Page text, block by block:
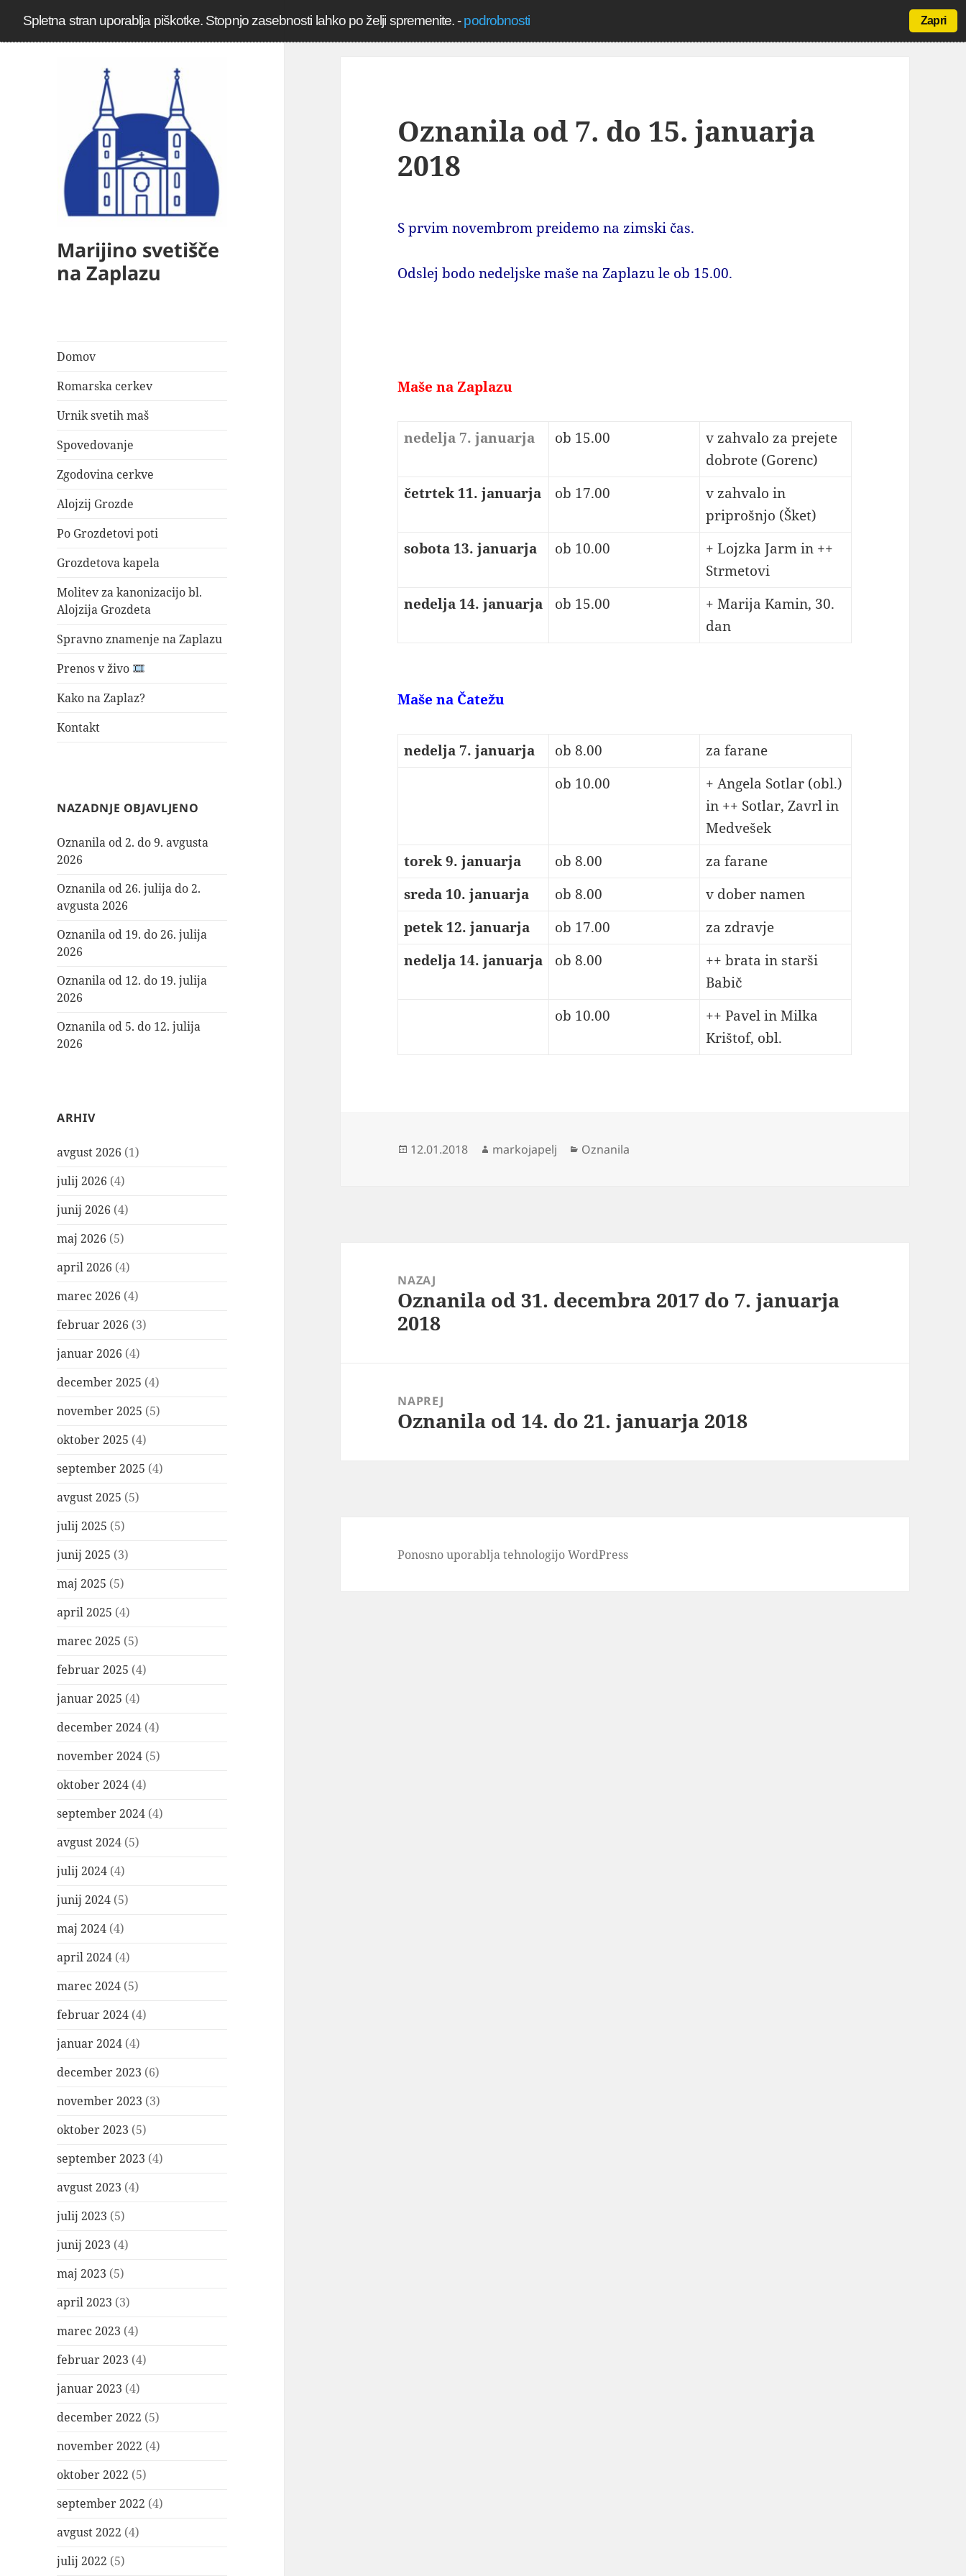
Spletna stran uporablja piškotke. Stopnjo zasebnosti lahko po želji spremenite.-podrobnosti Zapri
Marijino svetišče
na Zaplazu
Domov
Romarska cerkev
Urnik svetih maš
Spovedovanje
Zgodovina cerkve
Alojzij Grozde
Po Grozdetovi poti
Grozdetova kapela
Molitev za kanonizacijo bl.
Alojzija Grozdeta
Spravno znamenje na Zaplazu
Prenos v živo
Kako na Zaplaz?
Kontakt
NAZADNJE OBJAVLJENO
Oznanila od 2. do 9. avgusta
2026
Oznanila od 26. julija do 2.
avgusta 2026
Oznanila od 19. do 26. julija
2026
Oznanila od 12. do 19. julija
2026
Oznanila od 5. do 12. julija
2026
ARHIV
avgust 2026 (1)
julij 2026 (4)
junij 2026 (4)
maj 2026 (5)
april 2026 (4)
marec 2026 (4)
februar 2026 (3)
januar 2026 (4)
december 2025 (4)
november 2025 (5)
oktober 2025 (4)
september 2025 (4)
avgust 2025 (5)
julij 2025 (5)
junij 2025 (3)
maj 2025 (5)
april 2025 (4)
marec 2025 (5)
februar 2025 (4)
januar 2025 (4)
december 2024 (4)
november 2024 (5)
oktober 2024 (4)
september 2024 (4)
avgust 2024 (5)
julij 2024 (4)
junij 2024 (5)
maj 2024 (4)
april 2024 (4)
marec 2024 (5)
februar 2024 (4)
januar 2024 (4)
december 2023 (6)
november 2023 (3)
oktober 2023 (5)
september 2023 (4)
avgust 2023 (4)
julij 2023 (5)
junij 2023 (4)
maj 2023 (5)
april 2023 (3)
marec 2023 (4)
februar 2023 (4)
januar 2023 (4)
december 2022 (5)
november 2022 (4)
oktober 2022 (5)
september 2022 (4)
avgust 2022 (4)
julij 2022 (5)
Oznanila od 7. do 15. januarja
2018
S prvim novembrom preidemo na zimski čas.
Odslej bodo nedeljske maše na Zaplazu le ob 15.00.
Maše na Zaplazu
nedelja 7. januarja ob 15.00
v zahvalo za prejete
dobrote (Gorenc)
četrtek 11. januarja
ob 17.00
v zahvalo in
priprošnjo (Šket)
sobota 13. januarja
ob 10.00
+ Lojzka Jarm in ++
Strmetovi
nedelja 14. januarja
ob 15.00
+ Marija Kamin, 30.
dan
Maše na Čatežu
nedelja 7. januarja ob 8.00
za farane
ob 10.00
+ Angela Sotlar (obl.)
in ++ Sotlar, Zavrl in
Medvešek
torek 9. januarja
ob 8.00
za farane
sreda 10. januarja
ob 8.00
v dober namen
petek 12. januarja
ob 17.00
za zdravje
nedelja 14. januarja
ob 8.00
++ brata in starši
Babič
ob 10.00
++ Pavel in Milka
Krištof, obl.
Objavljeno
12.01.2018 Avtor
markojapelj Kategorije
Oznanila
prispevkaNAZAJ
Prejšnji
prispevek:
Oznanila od 31. decembra 2017 do 7. januarja
2018
NAPREJ
Naslednji
Oznanila od 14. do 21. januarja 2018
Ponosno uporablja tehnologijo WordPress